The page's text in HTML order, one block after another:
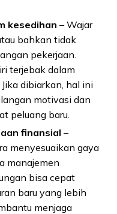
kesedihan – Wajar
bahkan tidak
pekerjaan.
terjebak dalam
dibiarkan, hal ini
motivasi dan
peluang baru.
finansial –
menyesuaikan gaya
manajemen
bisa cepat
baru yang lebih
menjaga